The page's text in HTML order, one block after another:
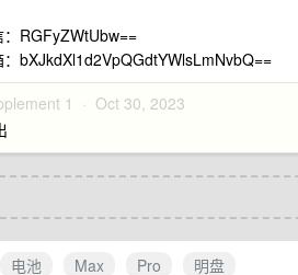
：RGFyZWtUbw==
：bXJkdXl1d2VpQGdtYWlsLmNvbQ==
1 · Oct 30, 2023
电池 Max Pro 明盘